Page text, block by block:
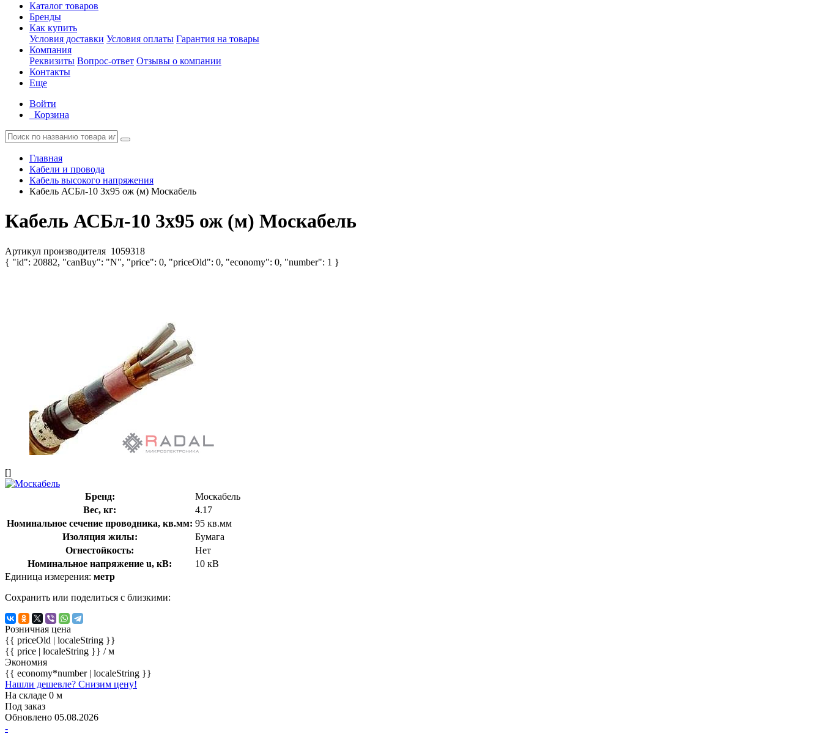
Каталог товаров
Бренды
Как купить
Условия доставки Условия оплаты Гарантия на товары
Компания
Реквизиты Вопрос-ответ Отзывы о компании
Контакты
Еще
Войти
Корзина
Главная
Кабели и провода
Кабель высокого напряжения
Кабель АСБл-10 3х95 ож (м) Москабель
Кабель АСБл-10 3х95 ож (м) Москабель
Артикул производителя 1059318
{ "id": 20882, "canBuy": "N", "price": 0, "priceOld": 0, "economy": 0, "number": 1 }
[]
Бренд:
Москабель
Вес, кг:
4.17
Номинальное сечение проводника, кв.мм: 95 кв.мм
Изоляция жилы:
Бумага
Огнестойкость:
Нет
Номинальное напряжение u, кВ:
10 кВ
Единица измерения: метр
Сохранить или поделиться с близкими:
Розничная цена
{{ priceOld | localeString }}
{{ price | localeString }} / м
Экономия
{{ economy*number | localeString }}
Нашли дешевле? Снизим цену!
На складе 0 м
Под заказ
Обновлено 05.08.2026
-